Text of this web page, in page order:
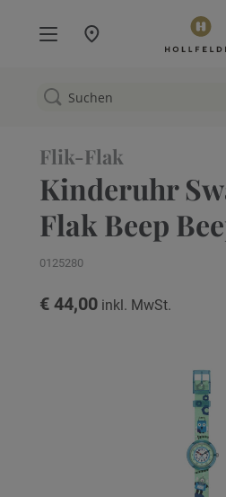
Flik-Flak
Kinderuhr
Flak Beep
0125280
€ 44,00